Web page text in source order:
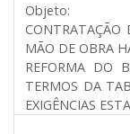
Objeto:
CONTRATAÇÃO
MÃO DE OBRA
REFORMA DO
TERMOS DA
EXIGÊNCIAS